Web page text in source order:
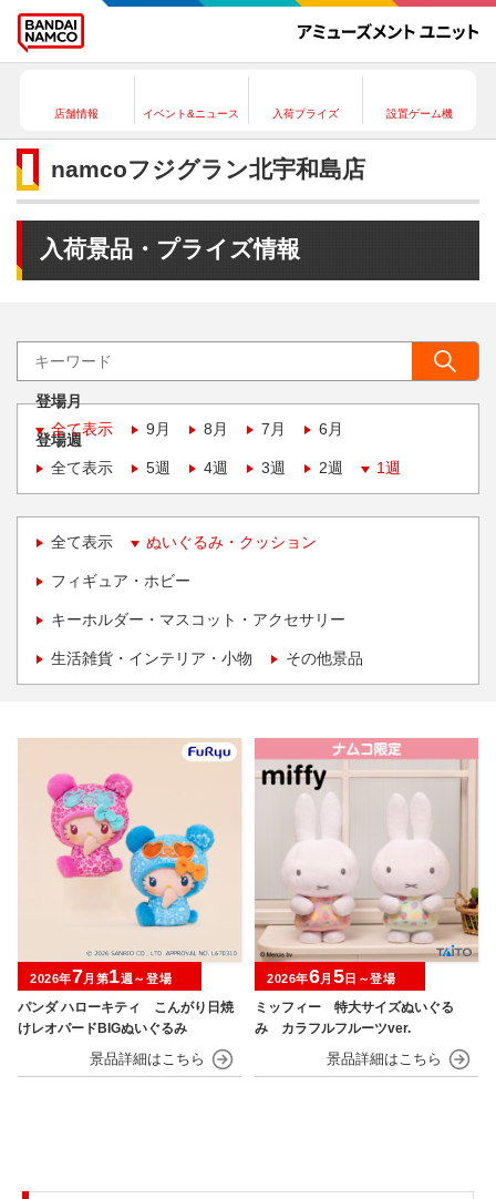
店舗情報 イベント&ニュース 入荷プライズ 設置ゲーム機
namcoフジグラン北宇和島店
入荷景品・プライズ情報
登場月
全て表示
9月 8月 7月 6月
登場週
全て表示
5週 4週 3週 2週 1週
全て表示 ぬいぐるみ・クッション
フィギュア・ホビー
キーホルダー・マスコット・アクセサリー
生活雑貨・インテリア・小物 その他景品
パンダ ハローキティ こんがり日焼
けレオパードBIGぬいぐるみ
2026年7月第1週～登場
ミッフィー 特大サイズぬいぐる
み カラフルフルーツver.
2026年6月 5日～登場